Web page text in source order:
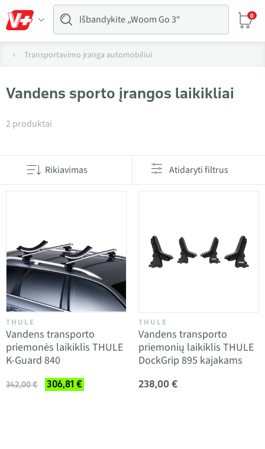
0
Transportavimo įranga automobiliui
Vandens sporto įrangos laikikliai
Produktai kategorijoje Vandens sporto įrangos
2 produktai
Rikiavimas Atidaryti filtrus
THULE
Vandens transporto
priemonės laikiklis THULE
K-Guard 840
342,00 € 306,81 €
THULE
Vandens transporto
priemonių laikiklis THULE
DockGrip 895 kajakams
238,00 €